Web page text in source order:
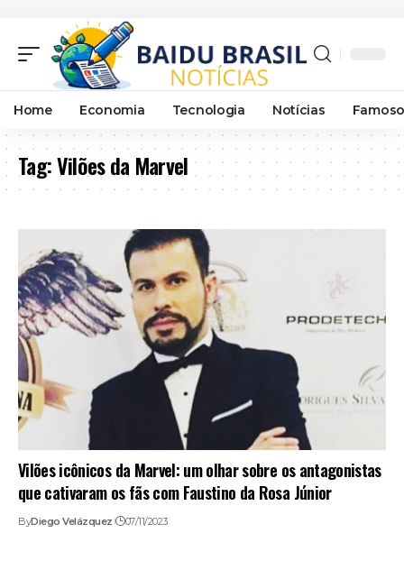
Home Economia Tecnologia Notícias
Tag:Vilões da Marvel
Vilões icônicos da Marvel: um olhar sobre os antagonistas
que cativaram os fãs com Faustino da Rosa Júnior
ByDiego Velázquez 07/11/2023